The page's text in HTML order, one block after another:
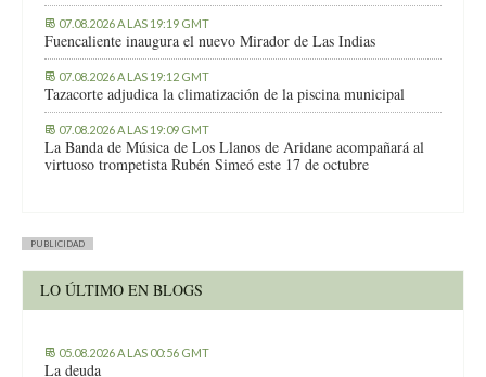
07.08.2026 A LAS 19:19 GMT
Fuencaliente inaugura el nuevo Mirador de Las Indias
07.08.2026 A LAS 19:12 GMT
Tazacorte adjudica la climatización de la piscina municipal
07.08.2026 A LAS 19:09 GMT
La Banda de Música de Los Llanos de Aridane acompañará al
virtuoso trompetista Rubén Simeó este 17 de octubre
PUBLICIDAD
LO ÚLTIMO EN BLOGS
05.08.2026 A LAS 00:56 GMT
La deuda